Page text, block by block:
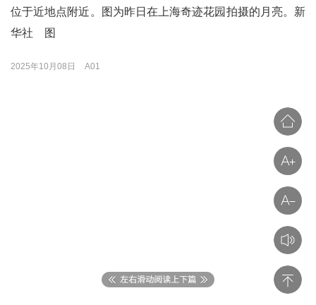
位于近地点附近。图为昨日在上海奇迹花园拍摄的月亮。新
华社 图
2025年10月08日 A01